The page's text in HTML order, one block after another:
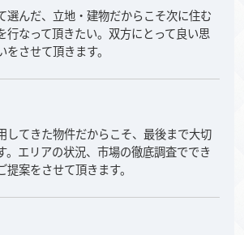
選んだ、立地・建物だからこそ次に住む
行なって頂きたい。双方にとって良い思
させて頂きます。
してきた物件だからこそ、最後まで大切
。エリアの状況、市場の徹底調査ででき
案をさせて頂きます。